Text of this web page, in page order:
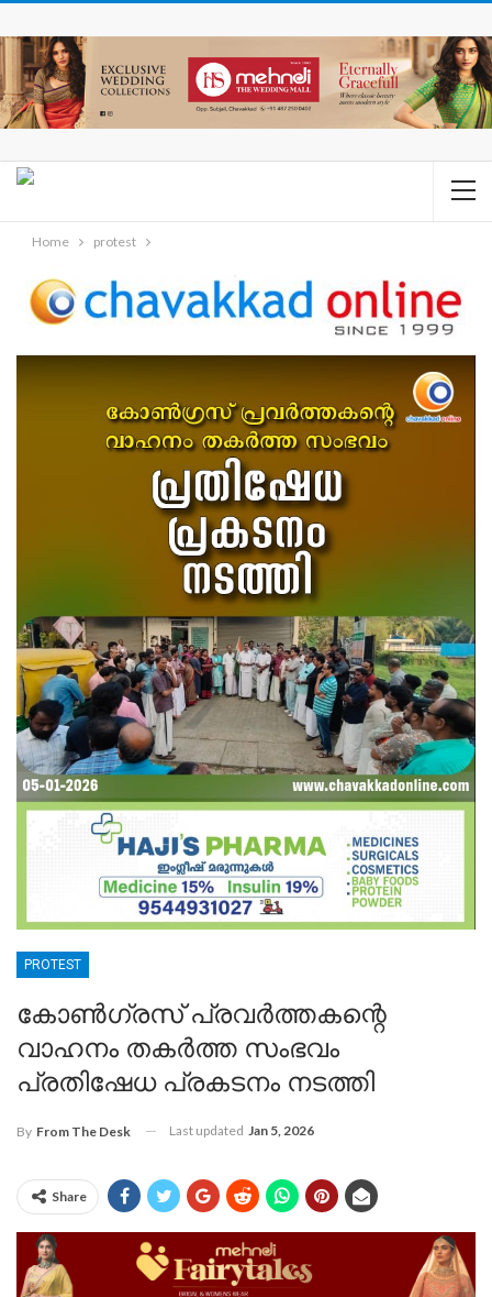
Home protest
PROTEST
കോൺഗ്രസ്‌ പ്രവർത്തകന്റെ
വാഹനം തകർത്ത സംഭവം
പ്രതിഷേധ പ്രകടനം നടത്തി
By From The Desk Last updated Jan 5, 2026
Share